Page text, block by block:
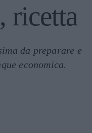
ricetta
da preparare e
economica.